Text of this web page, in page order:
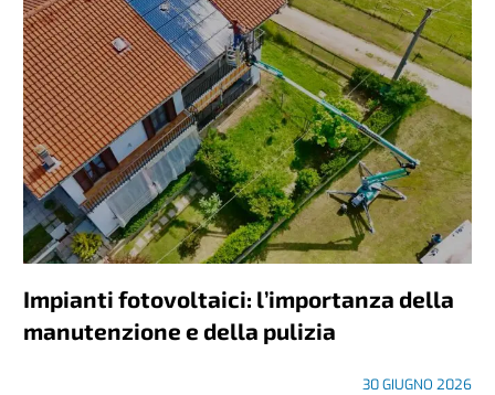
Impianti fotovoltaici: l’importanza della
manutenzione e della pulizia
30 GIUGNO 2026